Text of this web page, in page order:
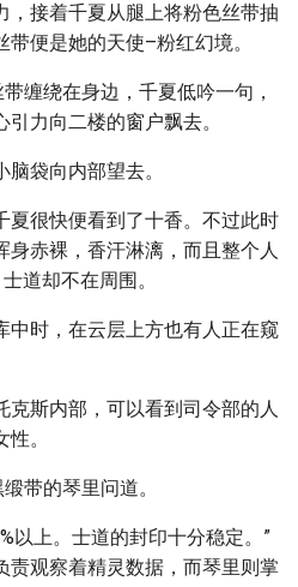
，接着千夏从腿上将粉色丝带抽
便是她的天使–粉红幻境。
缠绕在身边，千夏低吟一句，
力向二楼的窗户飘去。
袋向内部望去。
夏很快便看到了十香。不过此时
身赤裸，香汗淋漓，而且整个人
道却不在周围。
中时，在云层上方也有人正在窥
克斯内部，可以看到司令部的人
。
带的琴里问道。
以上。士道的封印十分稳定。”
责观察着精灵数据，而琴里则掌